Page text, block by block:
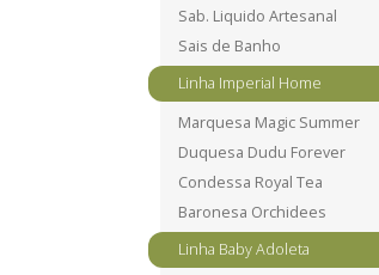
Sab. Liquido Artesanal
Sais de Banho
Linha Imperial Home
Marquesa Magic Summer
Duquesa Dudu Forever
Condessa Royal Tea
Baronesa Orchidees
Linha Baby Adoleta